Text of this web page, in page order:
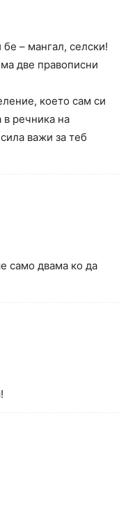
– мангал, селски!
две правописни
което сам си
в речника на
важи за теб
само двама ко да